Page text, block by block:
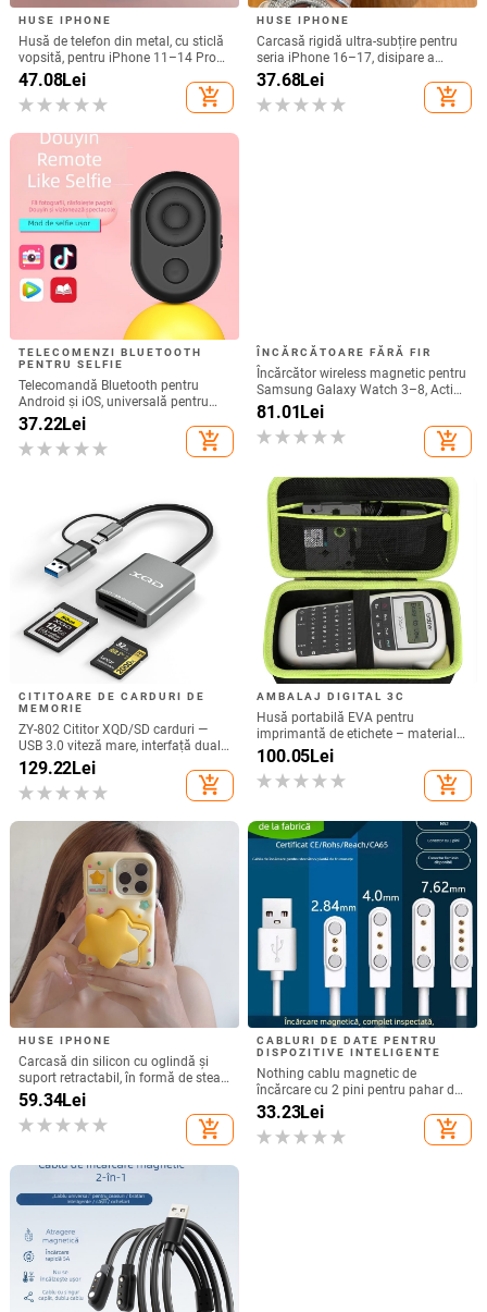
HUSE IPHONE
Husă de telefon din metal, cu sticlă
vopsită, pentru iPhone 11–14 Pro
Max, disipare căldură, model YK263
47.08Lei
add_shopping_cart
HUSE IPHONE
Carcasă rigidă ultra-subțire pentru
seria iPhone 16–17, disipare a
căldurii, protecție totală, anti-cadere
și rezistență la amprente
37.68Lei
add_shopping_cart
TELECOMENZI BLUETOOTH
PENTRU SELFIE
Telecomandă Bluetooth pentru
Android și iOS, universală pentru
selfie și filmare, model 6-key
tremolo, Vernon, material ABS,
greutate 15 g
37.22Lei
add_shopping_cart
ÎNCĂRCĂTOARE FĂRĂ FIR
Încărcător wireless magnetic pentru
Samsung Galaxy Watch 3–8, Active
1/2 • QC2.0 • Încărcare magnetică •
3W / 1A
81.01Lei
add_shopping_cart
CITITOARE DE CARDURI DE
MEMORIE
ZY-802 Cititor XQD/SD carduri —
USB 3.0 viteză mare, interfață duală
Type-C și USB, aliaj de aluminiu +
ABS
129.22Lei
add_shopping_cart
AMBALAJ DIGITAL 3C
Husă portabilă EVA pentru
imprimantă de etichete – material
Oxford + EVA, EVA presat termic cu
cusături, încărcare 10 kg
100.05Lei
add_shopping_cart
HUSE IPHONE
Carcasă din silicon cu oglindă și
suport retractabil, în formă de stea
cu cinci colțuri, pentru iPhone 13–
17 Pro/Max
59.34Lei
add_shopping_cart
CABLURI DE DATE PENTRU
DISPOZITIVE INTELIGENTE
Nothing cablu magnetic de
încărcare cu 2 pini pentru pahar de
suc și ceas inteligent – 60 cm,
magnet puternic N52, distanța pini
7,62 mm
33.23Lei
add_shopping_cart